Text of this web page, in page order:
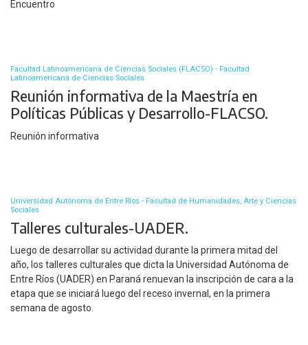
Encuentro
Facultad Latinoamericana de Ciencias Sociales (FLACSO) - Facultad
Latinoamericana de Ciencias Sociales
Reunión informativa de la Maestría en
Políticas Públicas y Desarrollo-FLACSO.
Reunión informativa
Universidad Autónoma de Entre Ríos - Facultad de Humanidades, Arte y Ciencias
Sociales
Talleres culturales-UADER.
Luego de desarrollar su actividad durante la primera mitad del
año, los talleres culturales que dicta la Universidad Autónoma de
Entre Ríos (UADER) en Paraná renuevan la inscripción de cara a la
etapa que se iniciará luego del receso invernal, en la primera
semana de agosto.